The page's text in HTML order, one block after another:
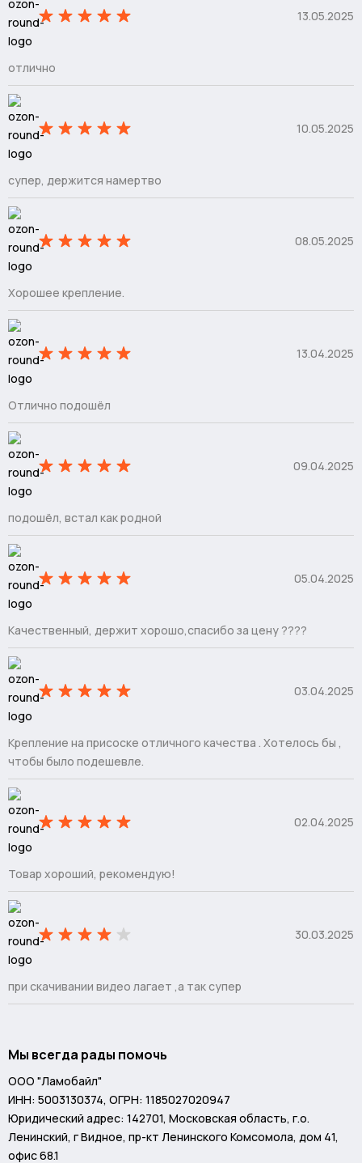
13.05.2025
отлично
10.05.2025
супер, держится намертво
08.05.2025
Хорошее крепление.
13.04.2025
Отлично подошёл
09.04.2025
подошёл, встал как родной
05.04.2025
Качественный, держит хорошо,спасибо за цену ????
03.04.2025
Крепление на присоске отличного качества . Хотелось бы ,
чтобы было подешевле.
02.04.2025
Товар хороший, рекомендую!
30.03.2025
при скачивании видео лагает ,а так супер
Мы всегда рады помочь
ООО "Ламобайл"
ИНН: 5003130374, ОГРН: 1185027020947
Юридический адрес: 142701, Московская область, г.о.
Ленинский, г Видное, пр-кт Ленинского Комсомола, дом 41,
офис 68.1